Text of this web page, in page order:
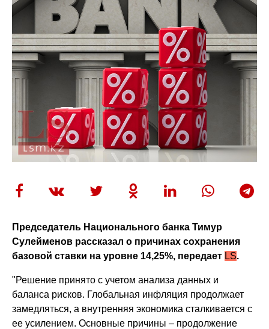
Председатель Национального банка Тимур
Сулейменов рассказал о причинах сохранения
базовой ставки на уровне 14,25%, передает LS.
"Решение принято с учетом анализа данных и
баланса рисков. Глобальная инфляция продолжает
замедляться, а внутренняя экономика сталкивается с
ее усилением. Основные причины – продолжение